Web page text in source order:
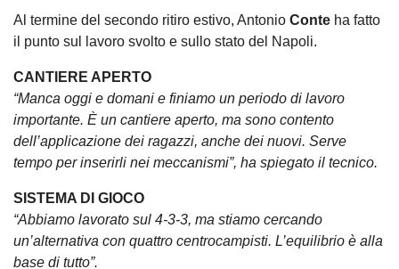
Al termine del secondo ritiro estivo, Antonio Conte ha fatto
il punto sul lavoro svolto e sullo stato del Napoli.
CANTIERE APERTO
“Manca oggi e domani e finiamo un periodo di lavoro
importante. È un cantiere aperto, ma sono contento
dell’applicazione dei ragazzi, anche dei nuovi. Serve
tempo per inserirli nei meccanismi”, ha spiegato il tecnico.
SISTEMA DI GIOCO
“Abbiamo lavorato sul 4-3-3, ma stiamo cercando
un’alternativa con quattro centrocampisti. L’equilibrio è alla
base di tutto”.